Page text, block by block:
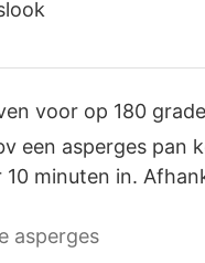
voor op 180
een asperges pan
minuten in.
asperges